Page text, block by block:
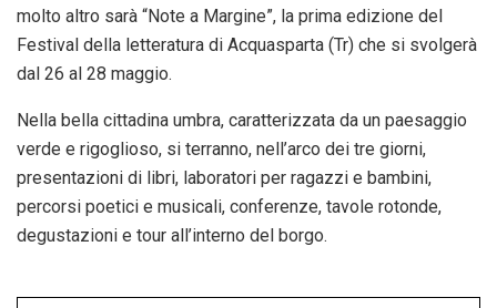
molto altro sarà “Note a Margine”, la prima edizione del
Festival della letteratura di Acquasparta (Tr) che si svolgerà
dal 26 al 28 maggio.
Nella bella cittadina umbra, caratterizzata da un paesaggio
verde e rigoglioso, si terranno, nell’arco dei tre giorni,
presentazioni di libri, laboratori per ragazzi e bambini,
percorsi poetici e musicali, conferenze, tavole rotonde,
degustazioni e tour all’interno del borgo.